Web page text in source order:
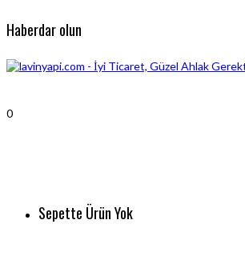
Haberdar olun
0
Sepette Ürün Yok